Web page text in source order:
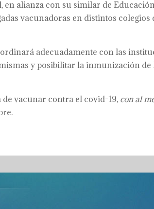
alianza con su similar de Educación
vacunadoras en distintos colegios
adecuadamente con las
y posibilitar la inmunización de
vacunar contra el covid-19, con al